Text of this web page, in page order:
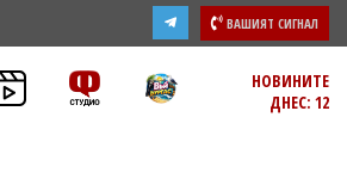
ВАШИЯТ СИГНАЛ
НОВИНИТЕ
ДНЕС: 12